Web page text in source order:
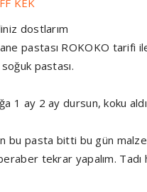
KEK
dostlarım
pastası ROKOKO tarifi
pastası.
1 ay 2 ay dursun, koku
bu pasta bitti bu gün
tekrar yapalım.